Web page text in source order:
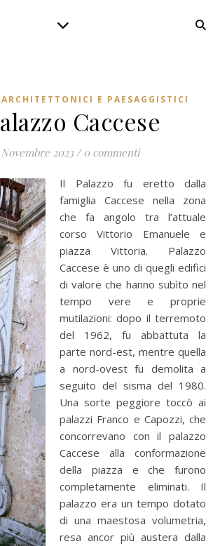
E PAESAGGISTICI
Caccese
2023 / 0 commenti
Il Palazzo fu eretto dalla
famiglia Caccese nella zona
che fa angolo tra l’attuale
corso Vittorio Emanuele e
piazza Vittoria. Palazzo
Caccese è uno di quegli edifici
di valore che hanno subìto nel
tempo vere e proprie
mutilazioni: dopo il terremoto
del 1962, fu abbattuta la
parte nord-est, mentre quella
a nord-ovest fu demolita a
seguito del sisma del 1980.
Una sorte peggiore toccò ai
palazzi Franco e Capozzi, che
concorrevano con il palazzo
Caccese alla conformazione
della piazza e che furono
completamente eliminati. Il
palazzo era un tempo dotato
di una maestosa volumetria,
resa ancor più austera dalla